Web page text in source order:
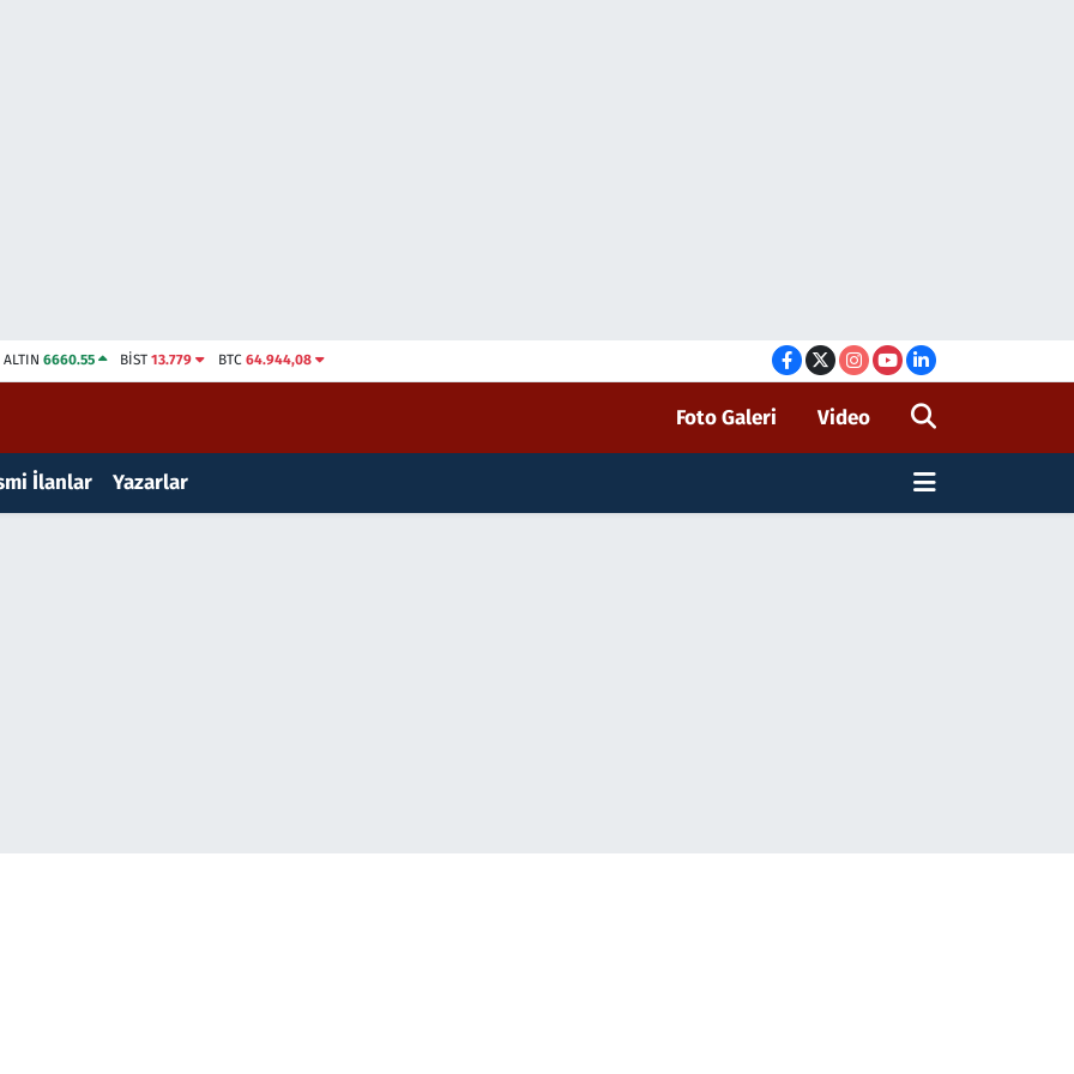
ALTIN 6660.55 BİST13.779 BTC 64.944,08
Foto Galeri Video
İlanlar Yazarlar